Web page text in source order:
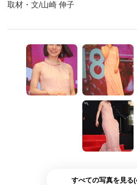
取材・文/山崎 伸子
すべての写真を見る